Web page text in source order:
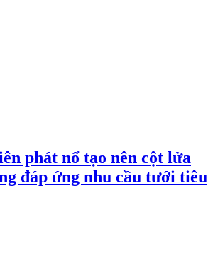
phát nổ tạo nên cột lửa
đáp ứng nhu cầu tưới tiêu